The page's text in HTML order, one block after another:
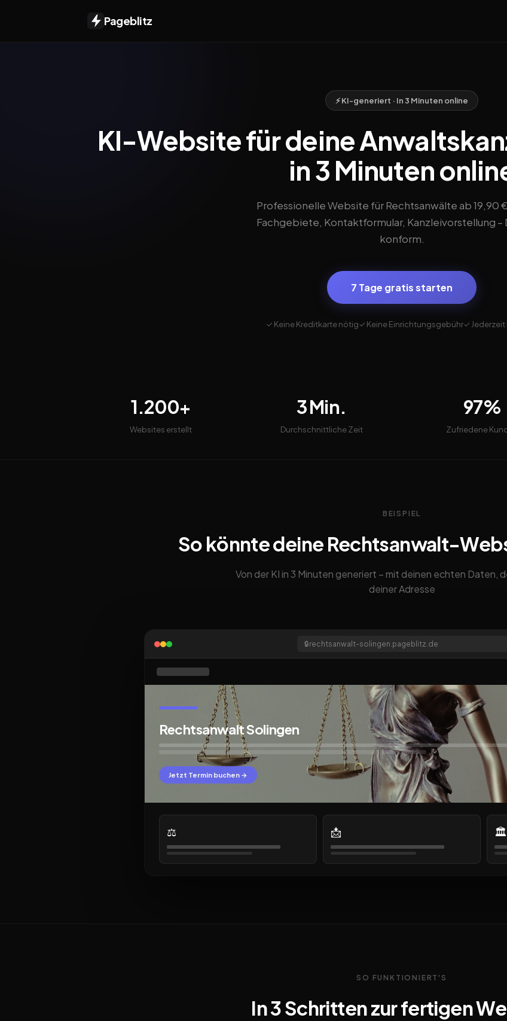
Pageblitz
⚡ KI-generiert · In 3 Minuten online
KI-Website für deine
in 3 Minuten
Professionelle Website für Rechtsanwälte ab 19,90
Fachgebiete, Kontaktformular, Kanzleivorstellung –
konform.
7 Tage gratis starten
✓ Keine Kreditkarte nötig✓ Keine Einrichtungsgebühr✓ Jederzeit
1.200+
Websites erstellt
3 Min.
Durchschnittliche Zeit
97%
Zufriedene
BEISPIEL
So könnte deine Rechtsanwalt-
Von der KI in 3 Minuten generiert – mit deinen echten Daten,
deiner Adresse
🔒rechtsanwalt-solingen.pageblitz.de
Rechtsanwalt Solingen
Jetzt Termin buchen →
⚖️ 📩 🏛️
SO FUNKTIONIERT'S
In 3 Schritten zur fertigen